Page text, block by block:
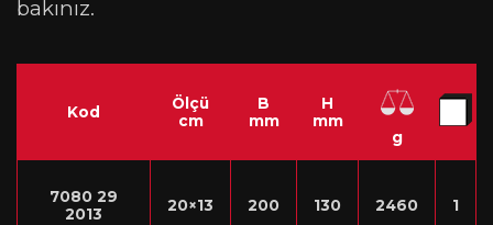
bakınız.
Kod
Ölçü
cm
B
mm
H
mm
g
7080 29
2013
20×13 200 130 2460 1